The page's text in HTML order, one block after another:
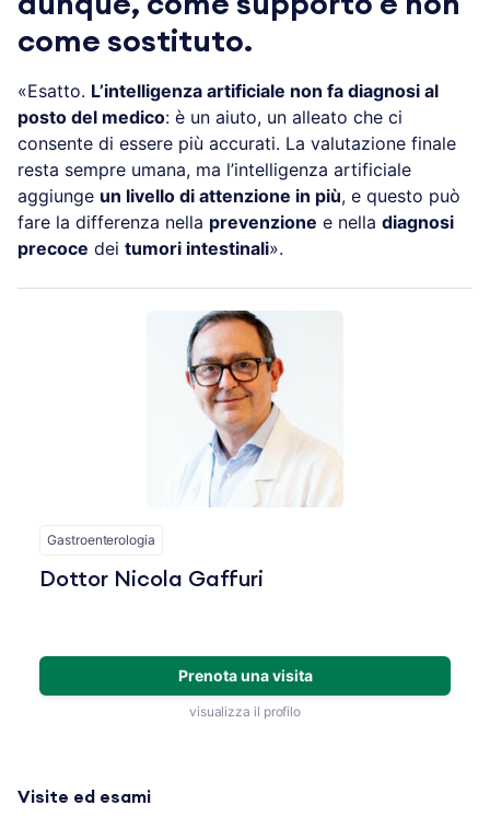
come sostituto.
«Esatto. L’intelligenza artificiale non fa diagnosi al
posto del medico: è un aiuto, un alleato che ci
consente di essere più accurati. La valutazione finale
resta sempre umana, ma l’intelligenza artificiale
aggiunge un livello di attenzione in più, e questo può
fare la differenza nella prevenzione e nella diagnosi
precoce dei tumori intestinali».
Gastroenterologia
Dottor Nicola Gaffuri
Prenota una visita
visualizza il profilo
Visite ed esami